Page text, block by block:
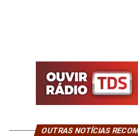
OUTRAS NOTÍCIAS